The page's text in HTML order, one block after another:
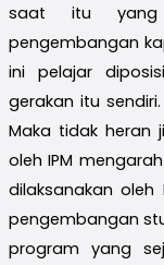
saat itu yang
pengembangan
ini pelajar
gerakan itu
Maka tidak heran
oleh IPM
dilaksanakan oleh
pengembangan
program yang